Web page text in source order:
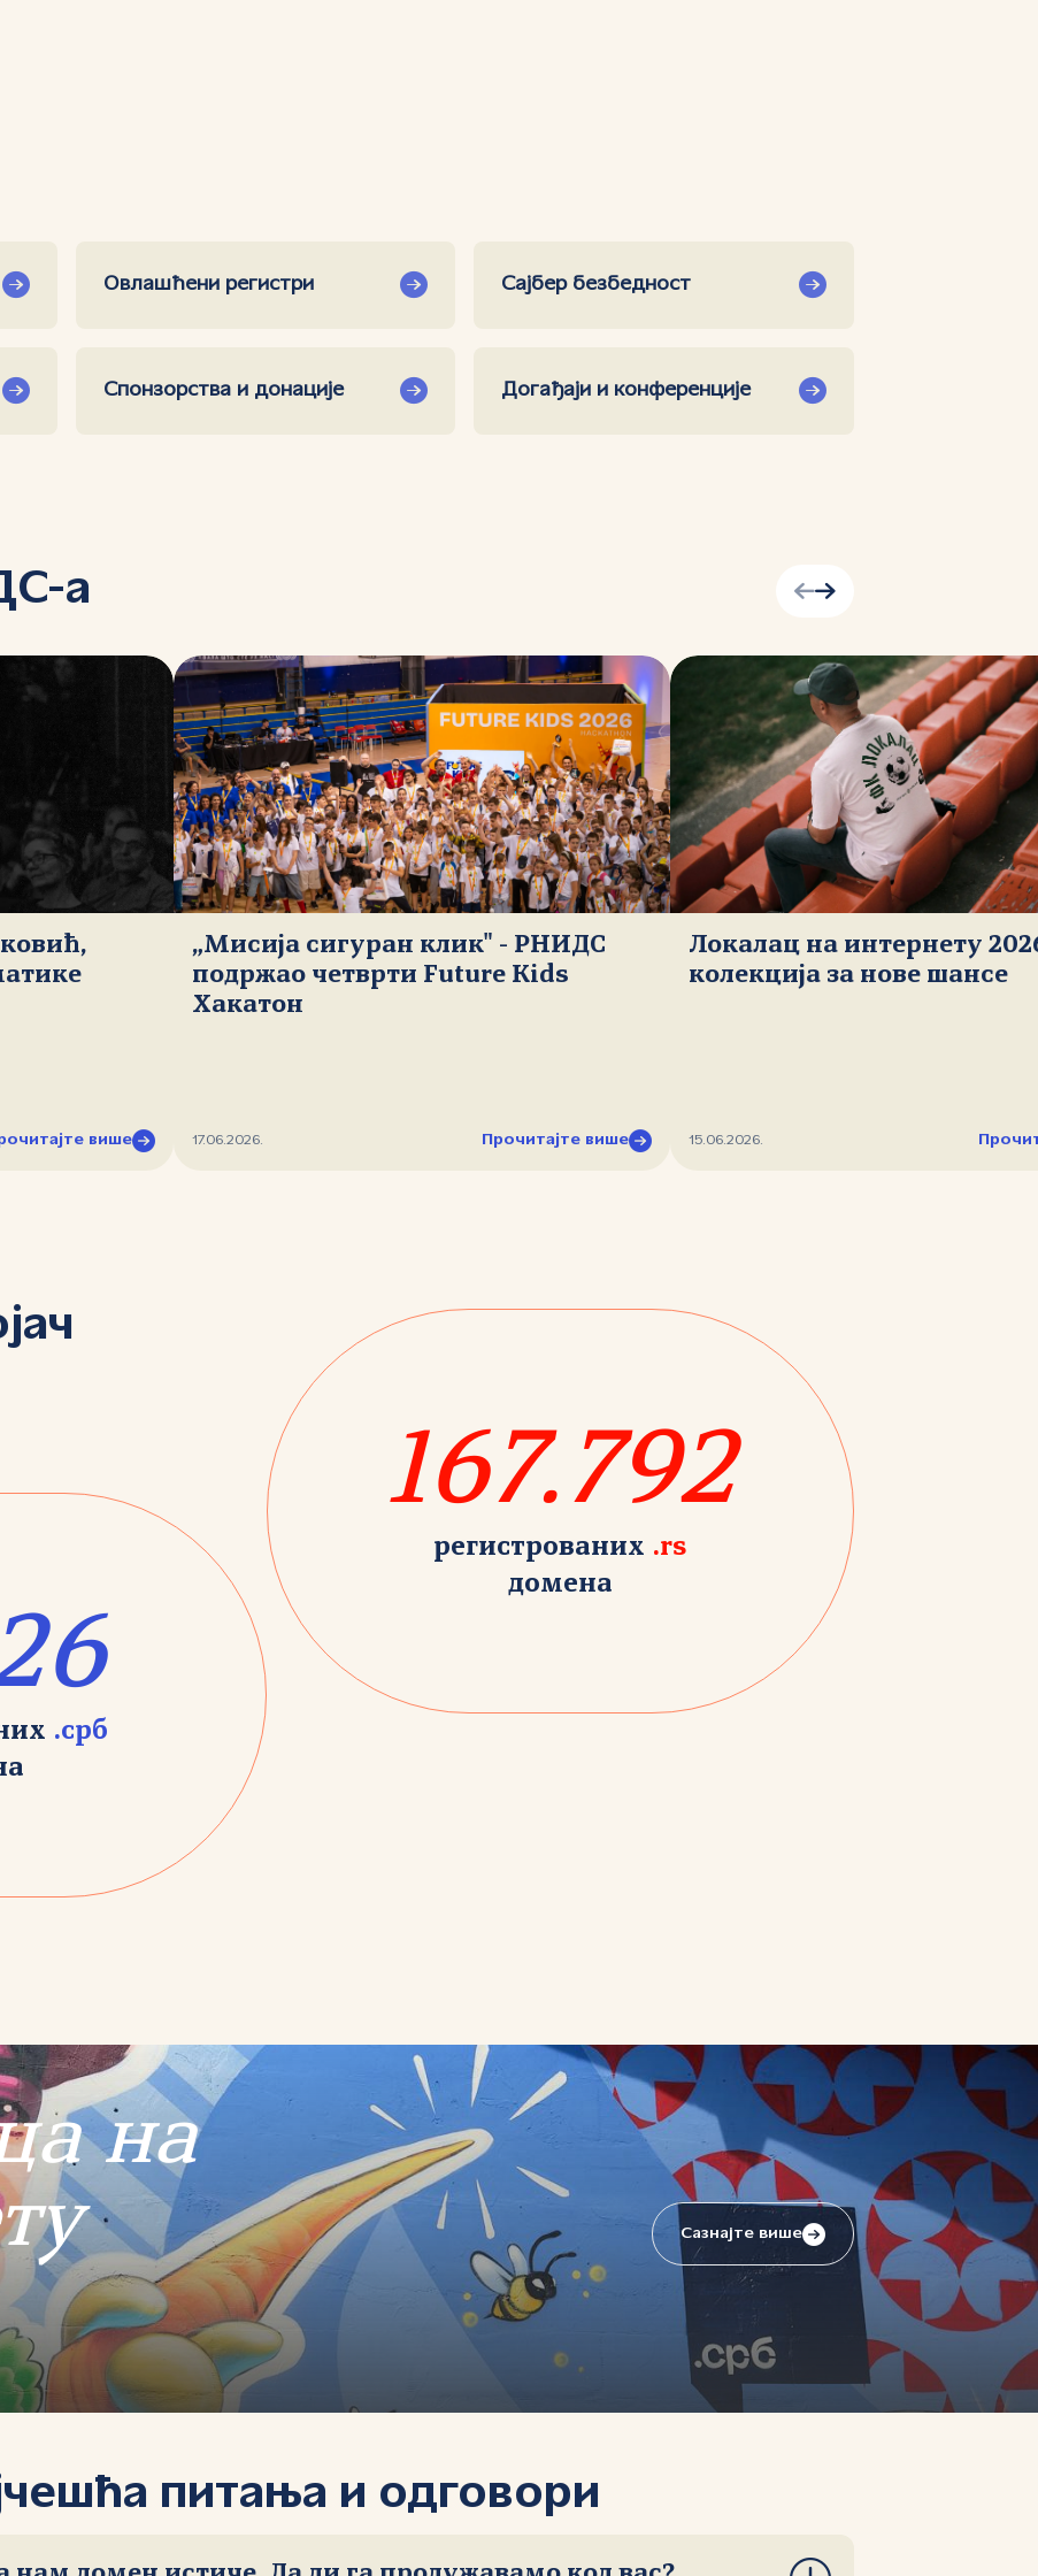
Овлашћени регистри Сајбер безбедност
Спонзорства и донације Догађаји и конференције
а
више
„Мисија сигуран клик" - РНИДС
подржао четврти Future Kids
Хакатон
17.06.2026. Прочитајте више
Локалац на интернету
колекција за нове шансе
15.06.2026.
.срб
167.792
регистрованих .rs
домена
на
Сазнајте више
питања и одговори